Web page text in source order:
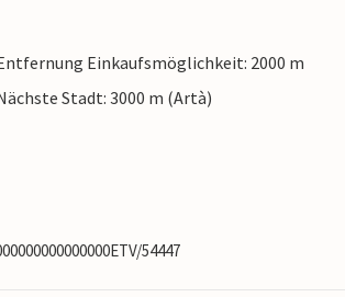
Einkaufsmöglichkeit: 2000 m
Stadt: 3000 m (Artà)
54447